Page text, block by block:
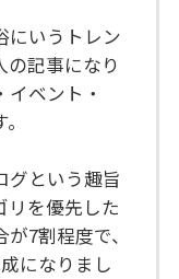
にいうトレン
の記事になり
ベント・
グという趣旨
リを優先した
7割程度で、
になりまし